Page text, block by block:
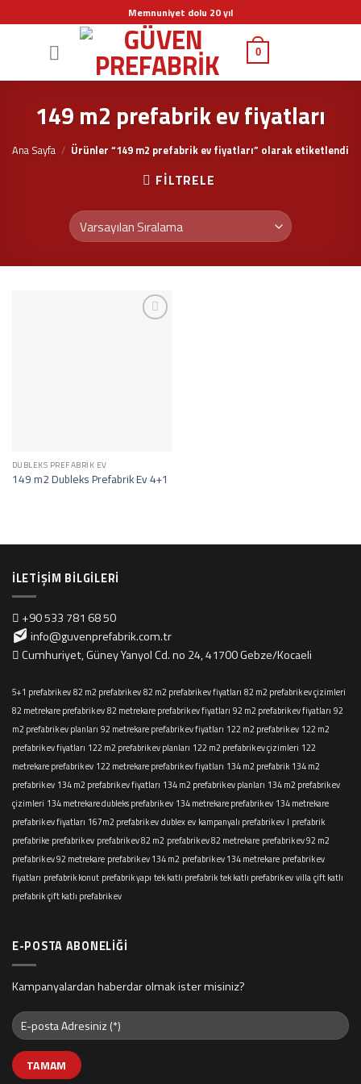
to
Memnuniyet dolu 20 yıl
0
149 m2 prefabrik ev fiyatları
Ana Sayfa / Ürünler “149 m2 prefabrik ev fiyatları” olarak etiketlendi
FILTRELE
DUBLEKS PREFABRIK EV
149 m2 Dubleks Prefabrik Ev 4+1
İLETIŞIM BILGILERI
+90 533 781 68 50
info@guvenprefabrik.com.tr
Cumhuriyet, Güney Yanyol Cd. no 24, 41700 Gebze/Kocaeli
5+1 prefabrik ev82 m2 prefabrik ev82 m2 prefabrik ev fiyatları 82 m2 prefabrik ev çizimleri
82 metrekare prefabrik ev82 metrekare prefabrik ev fiyatları 92 m2 prefabrik ev fiyatları 92
m2 prefabrik ev planları 92 metrekare prefabrik ev fiyatları 122 m2 prefabrik ev 122 m2
prefabrik ev fiyatları 122 m2 prefabrik ev planları 122 m2 prefabrik ev çizimleri 122
metrekare prefabrik ev 122 metrekare prefabrik ev fiyatları 134 m2 prefabrik 134 m2
prefabrik ev 134 m2 prefabrik ev fiyatları 134 m2 prefabrik ev planları 134 m2 prefabrik ev
çizimleri 134 metrekare dubleks prefabrik ev 134 metrekare prefabrik ev 134 metrekare
prefabrik ev fiyatları 167m2 prefabrik evdublexev kampanyalı prefabrik ev l prefabrik
prefabrike prefabrik ev prefabrik ev 82 m2 prefabrik ev 82 metrekare prefabrik ev 92 m2
prefabrik ev 92 metrekare prefabrik ev 134 m2 prefabrik ev 134 metrekare prefabrik ev
fiyatları prefabrik konut prefabrik yapı tek katlı prefabriktek katlı prefabrik evvillaçift katlı
prefabrikçift katlı prefabrik ev
E-POSTA ABONELIĞI
Kampanyalardan haberdar olmak ister misiniz?